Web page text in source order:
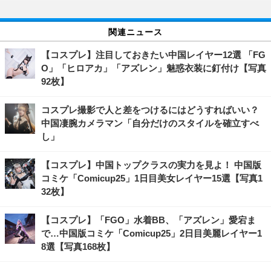
関連ニュース
【コスプレ】注目しておきたい中国レイヤー12選 「FG
O」「ヒロアカ」「アズレン」魅惑衣装に釘付け【写真
92枚】
コスプレ撮影で人と差をつけるにはどうすればいい？
中国凄腕カメラマン「自分だけのスタイルを確立すべ
し」
【コスプレ】中国トップクラスの実力を見よ！ 中国版
コミケ「Comicup25」1日目美女レイヤー15選【写真1
32枚】
【コスプレ】「FGO」水着BB、「アズレン」愛宕ま
で…中国版コミケ「Comicup25」2日目美麗レイヤー1
8選【写真168枚】